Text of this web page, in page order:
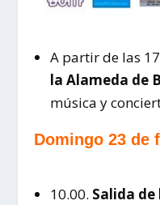
A partir de las
la Alameda de
música y
Domingo 23 de
10.00. Salida